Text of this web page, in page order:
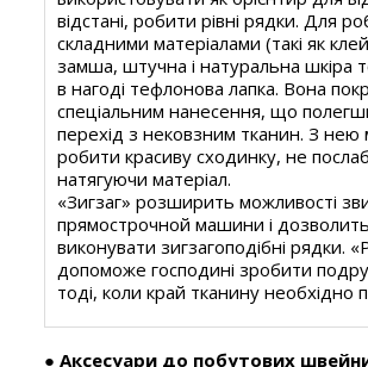
відстані, робити рівні рядки. Для
складними матеріалами (такі як
замша, штучна і натуральна шкіра
в нагоді тефлонова лапка. Вона
спеціальним нанесення, що
перехід з нековзним тканин. З
робити красиву сходинку, не
натягуючи матеріал.
«Зигзаг» розширить можливості
прямострочной машини і
виконувати зигзагоподібні рядки.
допоможе господині зробити
тоді, коли край тканину необхідно
● Аксесуари до побутових